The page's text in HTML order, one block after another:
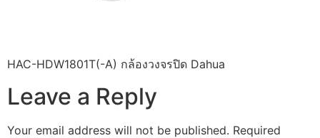
HAC-HDW1801T(-A) กล้องวงจรปิด Dahua
Leave a Reply
Your email address will not be published. Required